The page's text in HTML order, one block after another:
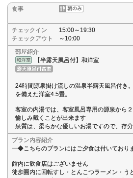
食事
チェックイン
15:00～19:30
チェックアウト
～10:00
部屋紹介
【半露天風呂付】和洋室
24時間源泉掛け流しの温泉半露天風呂付き
を備えた洋室4.5畳。
客室の内湯では、客室風呂専用の源泉から
愉しみ戴くことが出来ます
泉質は、柔らかな優しいお湯ですので、存
プラン内容紹介
━◆こちらのプランにはご夕食は付いてお
館内に飲食店はございません
徒歩圏内に回転すし・とんこつラーメン・う